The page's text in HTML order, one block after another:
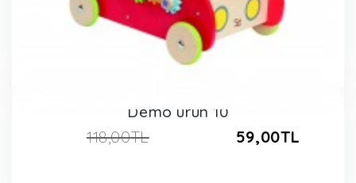
Demo ürün 10
118,00TL 59,00TL